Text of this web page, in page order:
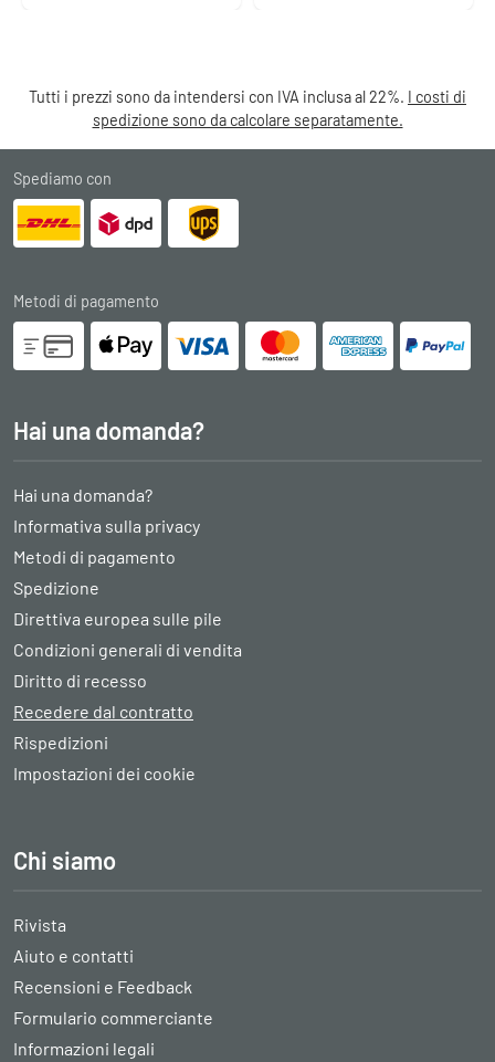
Tutti i prezzi sono da intendersi con IVA inclusa al 22%. I costi di
spedizione sono da calcolare separatamente.
Spediamo con
Metodi di pagamento
Hai una domanda?
Hai una domanda?
Informativa sulla privacy
Metodi di pagamento
Spedizione
Direttiva europea sulle pile
Condizioni generali di vendita
Diritto di recesso
Recedere dal contratto
Rispedizioni
Impostazioni dei cookie
Chi siamo
Rivista
Aiuto e contatti
Recensioni e Feedback
Formulario commerciante
Informazioni legali